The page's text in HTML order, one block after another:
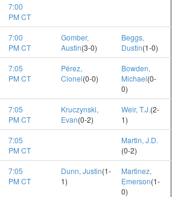
7:00
PM CT
7:00
PM CT
Gomber,
Austin(3-0)
Beggs,
Dustin(1-0)
7:05
PM CT
Pérez,
Cionel(0-0)
Bowden,
Michael(0-
0)
7:05
PM CT
Kruczynski,
Evan(0-2)
Weir, T.J.(2-
1)
7:05
PM CT
Martin, J.D.
(0-2)
7:05
PM CT
Dunn, Justin(1-
1)
Martinez,
Emerson(1-
0)